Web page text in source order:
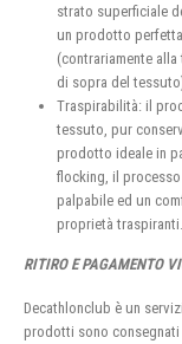
strato superficiale
un prodotto
(contrariamente alla
di sopra del
Traspirabilità: il
tessuto, pur
prodotto ideale in
flocking, il
palpabile ed un
proprietà traspiranti.
RITIRO E PAGAMENTO
Decathlonclub è un
prodotti sono